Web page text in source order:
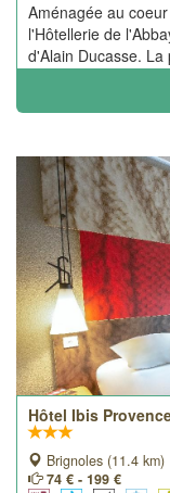
Aménagée au
l'Hôtellerie de
d'Alain Ducasse.
Hôtel Ibis
Brignoles (11.4 km)
74 € - 199 €